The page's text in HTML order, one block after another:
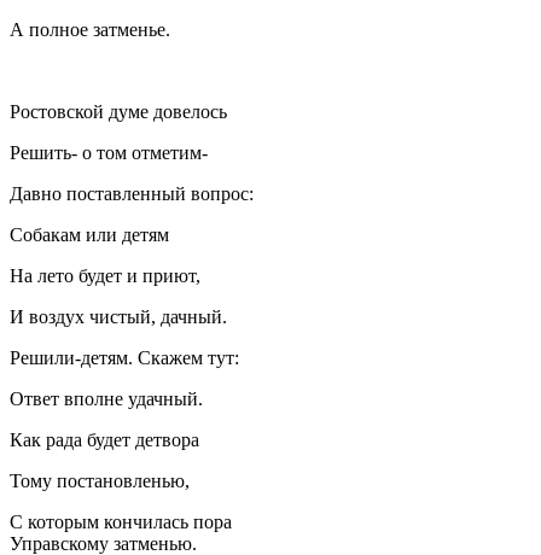
А полное затменье.
Ростовской думе довелось
Решить- о том отметим-
Давно поставленный вопрос:
Собакам или детям
На лето будет и приют,
И воздух чистый, дачный.
Решили-детям. Скажем тут:
Ответ вполне удачный.
Как рада будет детвора
Тому постановленью,
С которым кончилась пора
Управскому затменью.